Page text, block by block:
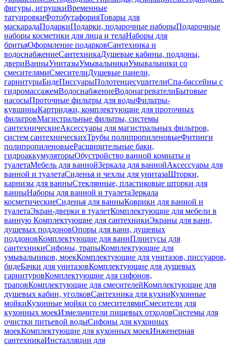
фигуры, игрушкиВременные
татуировкиФотобутафорияТовары для
маскарадаПодаркиПодарки, подарочные наборыПодарочные
наборы косметики для лица и телаНаборы для
бритьяОформление подарковСантехника и
водоснабжениеСантехникаДушевые кабины, поддоны,
двериВанныУнитазыУмывальникиУмывальники со
смесителямиСмесителиДушевые панели,
гарнитурыБидеПиссуарыПолотенцесушителиСпа-бассейны с
гидромассажемВодоснабжениеВодонагревателиБытовые
насосыПроточные фильтры для водыФильтры-
кувшиныКартриджи, комплектующие для проточных
фильтровМагистральные фильтры, системы
сантехническиеАксессуары для магистральных фильтров,
систем сантехническихТрубы полипропиленовыеФитинги
полипропиленовыеРасширительные баки,
гидроаккумуляторыОбустройство ванной комнаты и
туалетаМебель для ваннойЗеркала для ваннойАксессуары для
ванной и туалетаСиденья и чехлы для унитазаШторки,
карнизы для ванныСтеклянные, пластиковые шторки для
ванныНаборы для ванной и туалетаЗеркала
косметическиеСиденья для ванныКоврики для ванной и
туалетаЭкран-дверки в туалетКомплектующие для мебели в
ванную Комплектующие для сантехникиЭкраны для ванн,
душевых поддоновОпоры для ванн, душевых
поддоновКомплектующие для ваннПлинтусы для
сантехникиСифоны, трапыКомплектующие для
умывальников, моекКомплектующие для унитазов, писсуаров,
бидеБачки для унитазовКомплектующие для душевых
гарнитуровКомплектующие для сифонов,
траповКомплектующие для смесителейКомплектующие для
душевых кабин, уголковСантехника для кухниКухонные
мойкиКухонные мойки со смесителямиСмесители для
кухонных моекИзмельчители пищевых отходовСистемы для
очистки питьевой водыСифоны для кухонных
моекКомплектующие для кухонных моекИнженерная
сантехникаИнсталляции для